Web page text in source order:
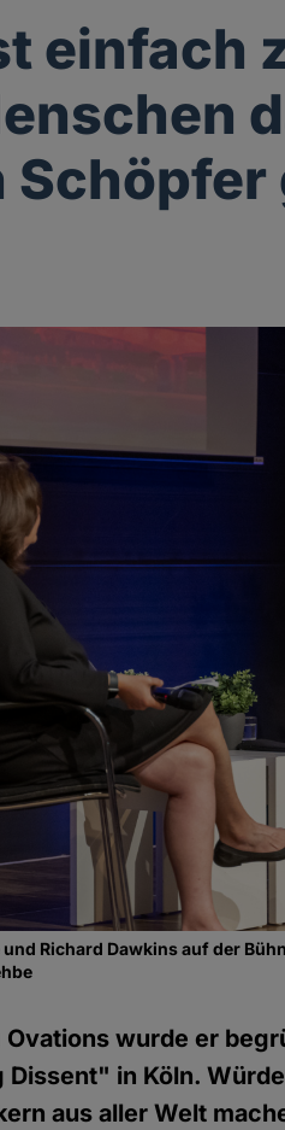
einfach
und Richard Dawkins auf der
Ovations wurde er
Dissent" in Köln.
aus aller Welt